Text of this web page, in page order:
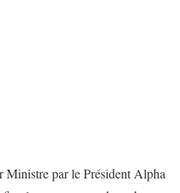
Ministre par le Président Alpha